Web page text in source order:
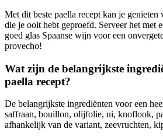
Met dit beste paella recept kan je genieten
die je ooit hebt geproefd. Serveer het met
goed glas Spaanse wijn voor een
provecho!
Wat zijn de belangrijkste
paella recept?
De belangrijkste ingrediënten voor een
saffraan, bouillon, olijfolie, ui, knoflook,
afhankelijk van de variant, zeevruchten,